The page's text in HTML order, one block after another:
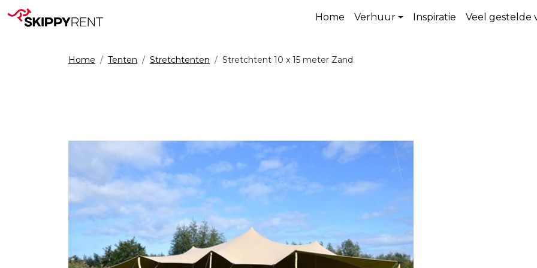
Home Verhuur Inspiratie Veel gestelde
Home Tenten Stretchtenten Stretchtent 10 x 15 meter Zand